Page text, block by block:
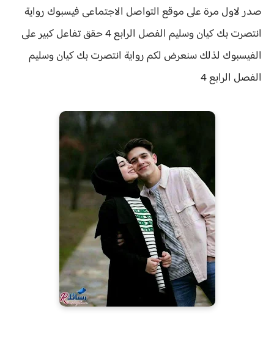
صدر لاول مرة على موقع التواصل الاجتماعى فيسبوك رواية
انتصرت بك كيان وسليم الفصل الرابع 4 حقق
تفاعل كبير على
الفيسبوك لذلك سنعرض لكمرواية انتصرت بك كيان وسليم
الفصل الرابع 4